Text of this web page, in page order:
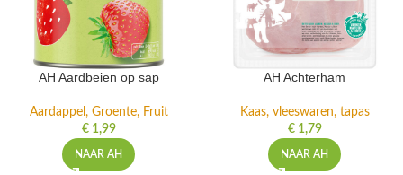
AH Aardbeien op sap
Aardappel, Groente, Fruit
€1,99
NAAR AH
AH Achterham
Kaas, vleeswaren, tapas
€1,79
NAAR AH